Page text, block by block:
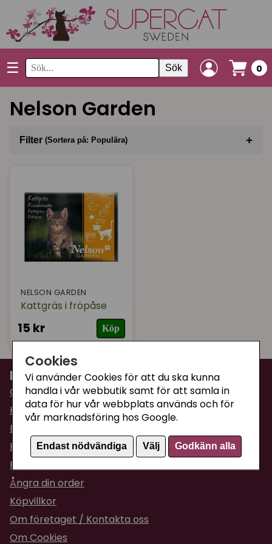
Cookies
Vi använder Cookies för att du ska kunna
handla i vår webbutik samt för att samla in
data för hur vår webbplats används och för
vår marknadsföring hos Google.
Endast nödvändiga Välj Godkänn alla
☰ Sök 0
Nelson Garden
Filter (Sortera på: Populära) +
NELSON GARDEN
Kattgräs i fröpåse
15 kr Köp
Information
Om Supercat
Kattguiden
Butiken i Umeå
Fraktpriser & leveranser
Returinformation
Ångra din order
Köpvillkor
Om företaget / Kontakta oss
Om Cookies